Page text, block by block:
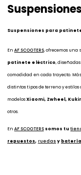
C
l
e
c
c
i
ó
:
Suspensiones
Suspensiones para
EnAF SCOOTERS, ofrecemos una
patinete eléctrico,
comodidad en cada trayecto.
distintos tipos de terreno y
modelosXiaomi, Zwheel,
otros.
EnAF SCOOTERS somos tu
repuestos, ruedas y